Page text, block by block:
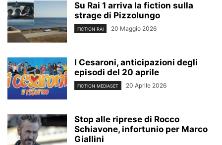
Su Rai 1 arriva la fiction sulla
strage di Pizzolungo
FICTION RAI 20 Maggio 2026
I Cesaroni, anticipazioni degli
episodi del 20 aprile
FICTION MEDIASET 20 Aprile 2026
Stop alle riprese di Rocco
Schiavone, infortunio per Marco
Giallini